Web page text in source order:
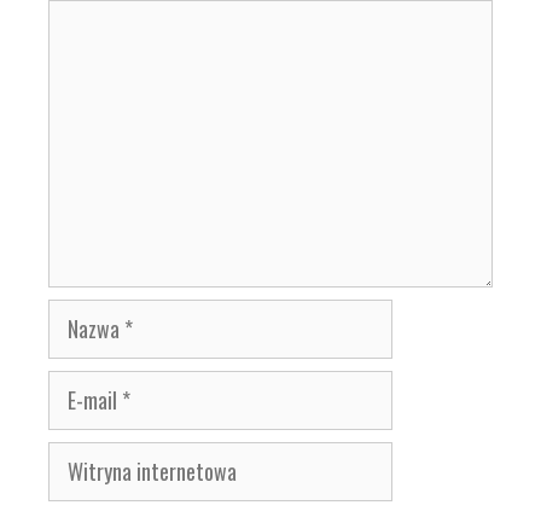
Nazwa
E-
mail
Witryna
internetowa